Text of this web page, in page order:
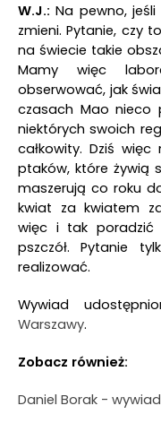
W.J.: Na pewno, jeśli
zmieni. Pytanie, czy
na świecie takie
Mamy więc
obserwować, jak
czasach Mao nieco
niektórych swoich
całkowity. Dziś
ptaków, które żywią
maszerują co roku
kwiat za kwiatem
więc i tak poradzić
pszczół. Pytanie
realizować.
Wywiad
Warszawy.
Zobacz również:
Daniel Borak -